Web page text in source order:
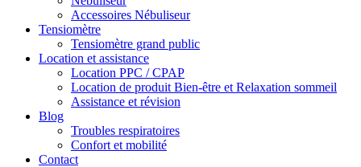
Accessoires Nébuliseur
Tensiomètre
Tensiomètre grand public
Location et assistance
Location PPC / CPAP
Location de produit Bien-être et Relaxation sommeil
Assistance et révision
Blog
Troubles respiratoires
Confort et mobilité
Contact